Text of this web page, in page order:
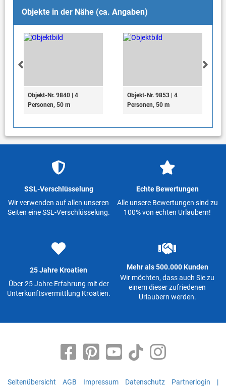
Objekte in der Nähe (ca. Angaben)
Objekt-Nr. 9840 | 4
Personen, 50 m
Objekt-Nr. 9853 | 4
Personen, 50 m
SSL-Verschlüsselung
Wir verwenden auf allen unseren
Seiten eine SSL-Verschlüsselung.
Echte Bewertungen
Alle unsere Bewertungen sind zu
100% von echten Urlaubern!
25 Jahre Kroatien
Über 25 Jahre Erfahrung mit der
Unterkunftsvermittlung Kroatien.
Mehr als 500.000 Kunden
Wir möchten, dass auch Sie zu
einem dieser zufriedenen
Urlaubern werden.
Seitenübersicht AGB Impressum Datenschutz Partnerlogin |